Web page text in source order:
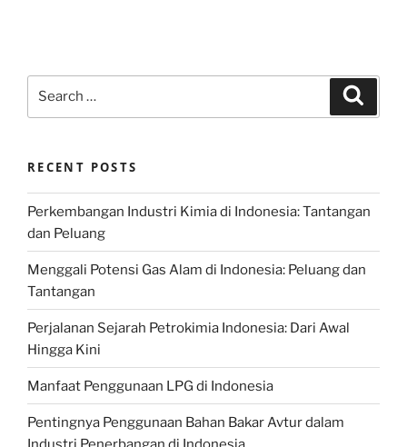
RECENT POSTS
Perkembangan Industri Kimia di Indonesia: Tantangan
dan Peluang
Menggali Potensi Gas Alam di Indonesia: Peluang dan
Tantangan
Perjalanan Sejarah Petrokimia Indonesia: Dari Awal
Hingga Kini
Manfaat Penggunaan LPG di Indonesia
Pentingnya Penggunaan Bahan Bakar Avtur dalam